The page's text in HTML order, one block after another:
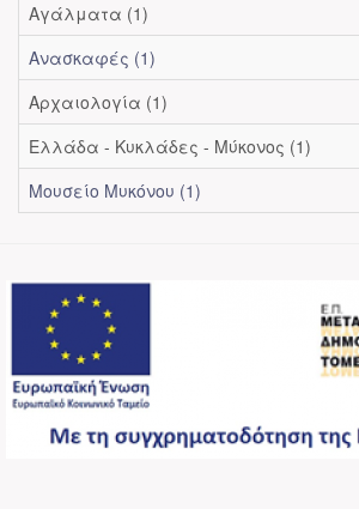
Αγάλματα (1)
Ανασκαφές (1)
Αρχαιολογία (1)
Ελλάδα - Κυκλάδες - Μύκονος (1)
Μουσείο Μυκόνου (1)